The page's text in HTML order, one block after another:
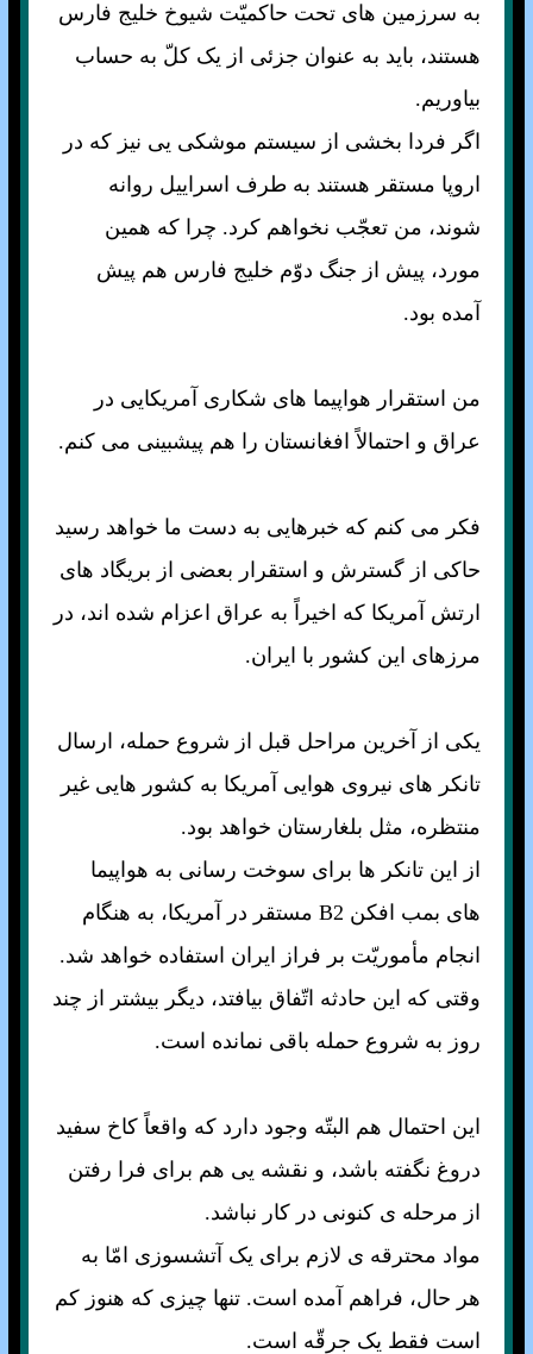
به سرزمين های تحت حاکميّت شيوخ خليج فارس
هستند، بايد به عنوان جزئی از يک کلّ به حساب
بياوريم.
اگر فردا بخشی از سيستم موشکی يی نيز که در
اروپا مستقر هستند به طرف اسراييل روانه
شوند، من تعجّب نخواهم کرد. چرا که همين
مورد، پيش از جنگ دوّم خليج فارس هم پيش
آمده بود.
من استقرار هواپيما های شکاری آمريکايی در
عراق و احتمالاً افغانستان را هم پيشبينی می کنم.
فکر می کنم که خبرهايی به دست ما خواهد رسيد
حاکی از گسترش و استقرار بعضی از بريگاد های
ارتش آمريکا که اخيراً به عراق اعزام شده اند، در
مرزهای اين کشور با ايران.
يکی از آخرين مراحل قبل از شروع حمله، ارسال
تانکر های نيروی هوايی آمريکا به کشور هايی غير
منتظره، مثل بلغارستان خواهد بود.
از اين تانکر ها برای سوخت رسانی به هواپيما
های بمب افکن B2 مستقر در آمريکا، به هنگام
انجام مأموريّت بر فراز ايران استفاده خواهد شد.
وقتی که اين حادثه اتّفاق بيافتد، ديگر بيشتر از چند
روز به شروع حمله باقی نمانده است.
اين احتمال هم البتّه وجود دارد که واقعاً کاخ سفيد
دروغ نگفته باشد، و نقشه يی هم برای فرا رفتن
از مرحله ی کنونی در کار نباشد.
مواد محترقه ی لازم برای يک آتشسوزی امّا به
هر حال، فراهم آمده است. تنها چيزی که هنوز کم
است فقط يک جرقّه است.